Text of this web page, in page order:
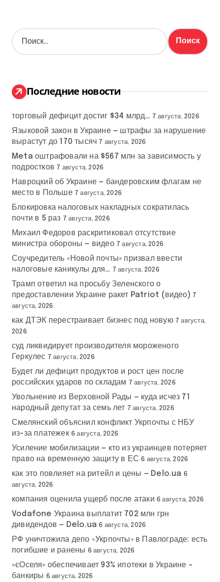
Н
а
:
Последние новости
торговый дефицит достиг $34 млрд… 7 августа, 2026
Языковой закон в Украине — штрафы за нарушение
вырастут до 170 тысяч 7 августа, 2026
Meta оштрафовали на $567 млн за зависимость у
подростков 7 августа, 2026
Навроцкий об Украине — бандеровским флагам не
место в Польше 7 августа, 2026
Блокировка налоговых накладных сократилась
почти в 5 раз 7 августа, 2026
Михаил Федоров раскритиковал отсутствие
министра обороны — видео 7 августа, 2026
Соучредитель «Новой почты» призвал ввести
налоговые каникулы для… 7 августа, 2026
Трамп ответил на просьбу Зеленского о
предоставлении Украине ракет Patriot (видео) 7
августа, 2026
как ДТЭК перестраивает бизнес под новую 7 августа,
2026
суд ликвидирует производителя мороженого
Геркулес 7 августа, 2026
Будет ли дефицит продуктов и рост цен после
российских ударов по складам 7 августа, 2026
Увольнение из Верховной Рады — куда исчез 71
народный депутат за семь лет 7 августа, 2026
Смелянский объяснил конфликт Укрпочты с НБУ
из-за платежек 6 августа, 2026
Усиление мобилизации — кто из украинцев потеряет
право на временную защиту в ЕС 6 августа, 2026
как это повлияет на ритейл и цены — Delo.ua 6
августа, 2026
компания оценила ущерб после атаки 6 августа, 2026
Vodafone Украина выплатит 702 млн грн
дивидендов — Delo.ua 6 августа, 2026
РФ уничтожила депо «Укрпочты» в Павлограде: есть
погибшие и ранены 6 августа, 2026
«єОселя» обеспечивает 93% ипотеки в Украине –
банкиры 6 августа, 2026